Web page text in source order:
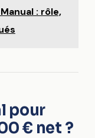
: rôle,
pour
€ net ?